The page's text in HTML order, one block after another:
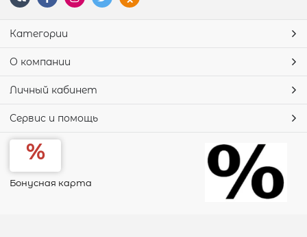
Категории
О компании
Личный кабинет
Сервис и помощь
Бонусная карта